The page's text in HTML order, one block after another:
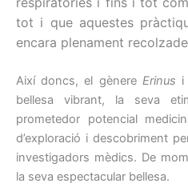
tot i que aquestes
encara plenament
Així doncs, el gènere Erinus i
bellesa vibrant, la seva
prometedor potencial
d’exploració i descobriment
investigadors mèdics. De
la seva espectacular bellesa.